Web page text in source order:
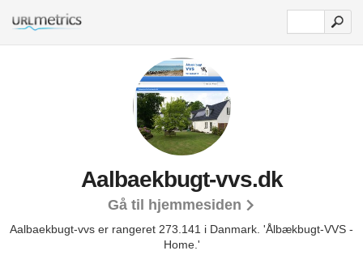
Aalbaekbugt-vvs.dk
Gå til hjemmesiden
Aalbaekbugt-vvs er rangeret 273.141 i Danmark. 'Ålbækbugt-VVS -
Home.'